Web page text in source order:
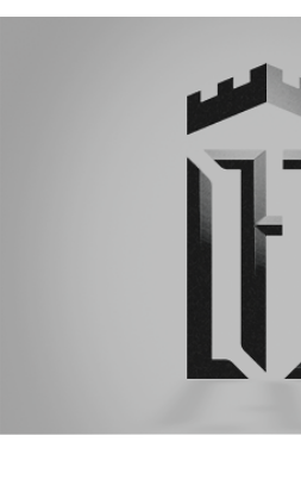
Landstreff Fredriksten: